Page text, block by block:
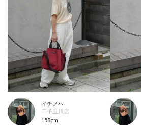
イチノヘ
二子玉川店
158cm